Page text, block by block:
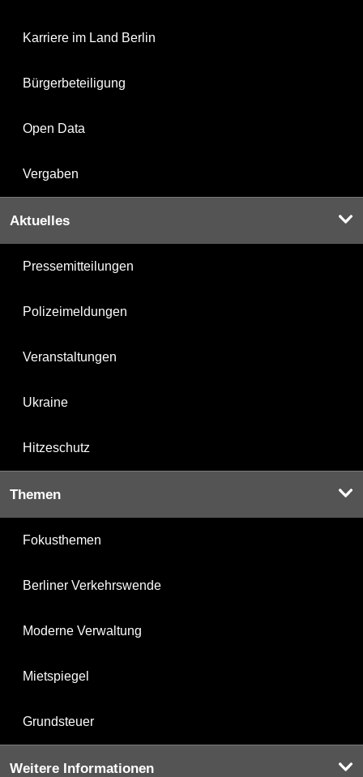
Karriere im Land Berlin
Bürgerbeteiligung
Open Data
Vergaben
Aktuelles
Pressemitteilungen
Polizeimeldungen
Veranstaltungen
Ukraine
Hitzeschutz
Themen
Fokusthemen
Berliner Verkehrswende
Moderne Verwaltung
Mietspiegel
Grundsteuer
Weitere Informationen